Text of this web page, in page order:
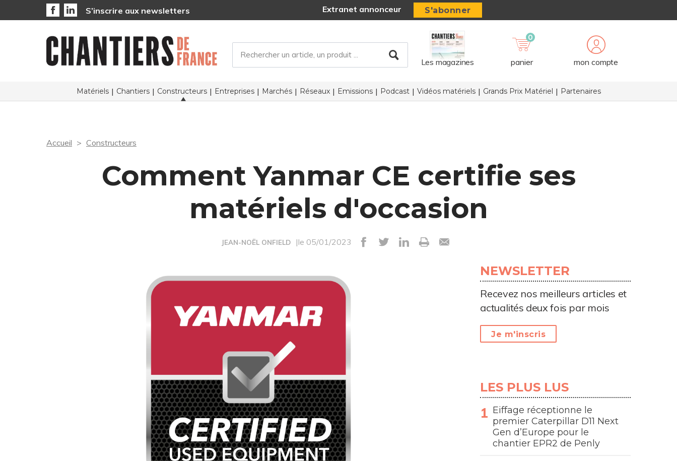
S’inscrire aux newsletters Extranet annonceur S'abonner
Les magazines
0
panier mon compte
Matériels Chantiers Constructeurs Entreprises Marchés Réseaux Emissions Podcast Vidéos matériels Grands Prix Matériel Partenaires
Accueil Constructeurs
Comment Yanmar CE certifie ses
matériels d'occasion
JEAN-NOËL ONFIELD |le 05/01/2023
NEWSLETTER
Recevez nos meilleurs articles et
actualités deux fois par mois
Je m'inscris
LES PLUS LUS
Eiffage réceptionne le
premier Caterpillar D11 Next
Gen d’Europe pour le
chantier EPR2 de Penly